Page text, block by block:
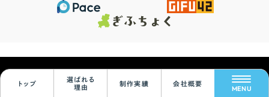
トップ
選ばれる
理由
制作実績 会社概要
MENU
624 この条件で検索する
絞り込みをリセット